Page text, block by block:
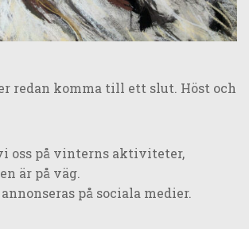
redan komma till ett slut. Höst och
oss på vinterns aktiviteter,
är på väg.
på sociala medier.